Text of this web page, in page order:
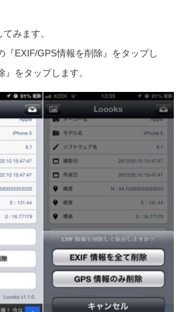
みます。
『EXIF/GPS情報を削除』をタップし
』をタップします。